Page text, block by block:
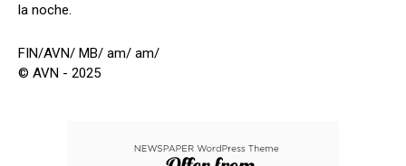
la noche.
FIN/AVN/ MB/ am/ am/
© AVN - 2025